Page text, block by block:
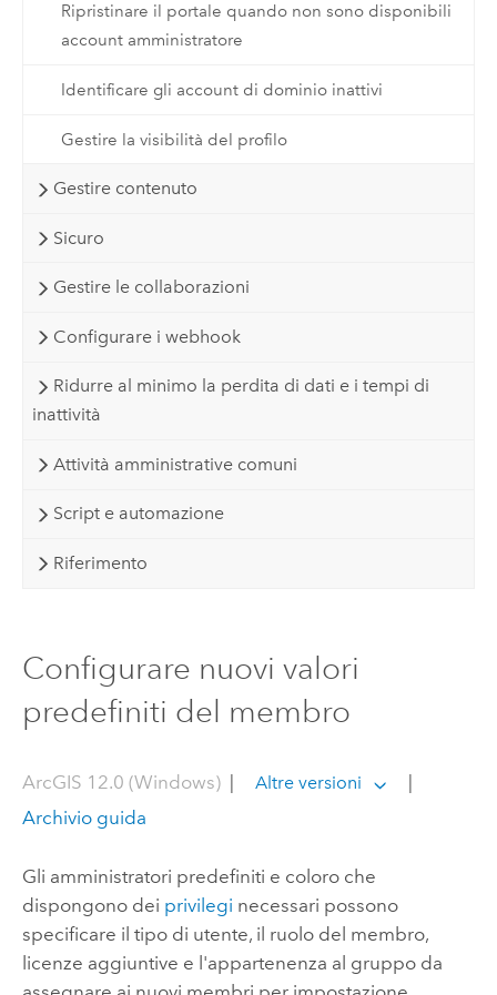
Ripristinare il portale quando non sono disponibili
account amministratore
Identificare gli account di dominio inattivi
Gestire la visibilità del profilo
Gestire contenuto
Sicuro
Gestire le collaborazioni
Configurare i webhook
Ridurre al minimo la perdita di dati e i tempi di
inattività
Attività amministrative comuni
Script e automazione
Riferimento
Configurare nuovi valori
predefiniti del membro
ArcGIS 12.0 (Windows)| Altre versioni
Archivio guida
Gli amministratori predefiniti e coloro che
dispongono dei privilegi necessari possono
specificare il tipo di utente, il ruolo del membro,
licenze aggiuntive e l'appartenenza al gruppo da